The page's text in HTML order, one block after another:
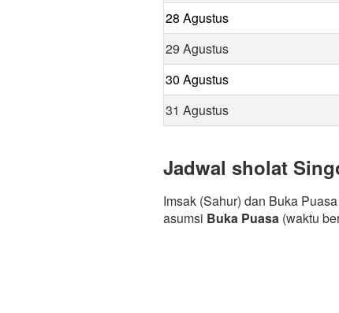
28 Agustus
29 Agustus
30 Agustus
31 Agustus
Jadwal sholat
Imsak (Sahur) dan Buka
asumsi Buka Puasa (waktu